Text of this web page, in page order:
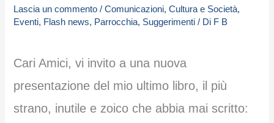
Lascia un commento /Comunicazioni,Cultura e Società,
Eventi, Flash news, Parrocchia, Suggerimenti / Di F B
Cari Amici, vi invito a una nuova
presentazione del mio ultimo libro, il più
strano, inutile e zoico che abbia mai scritto: